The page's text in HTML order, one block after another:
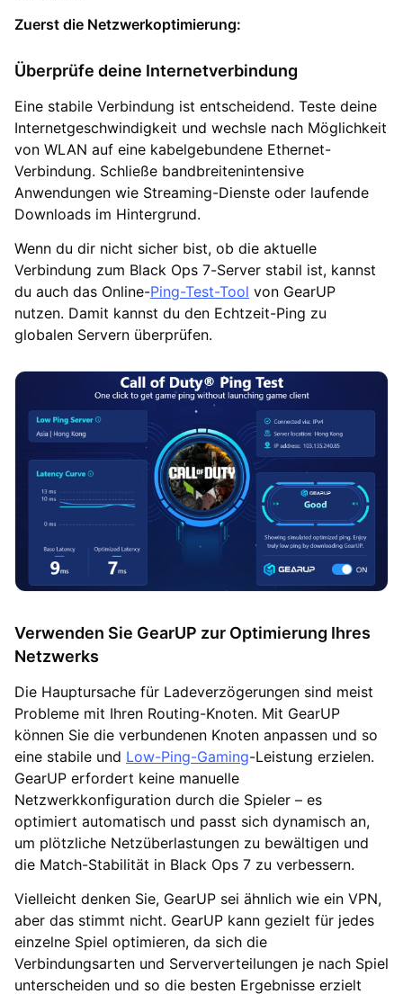
Zuerst die Netzwerkoptimierung:
Überprüfe deine Internetverbindung
Eine stabile Verbindung ist entscheidend. Teste deine
Internetgeschwindigkeit und wechsle nach Möglichkeit
von WLAN auf eine kabelgebundene Ethernet-
Verbindung. Schließe bandbreitenintensive
Anwendungen wie Streaming-Dienste oder laufende
Downloads im Hintergrund.
Wenn du dir nicht sicher bist, ob die aktuelle
Verbindung zum Black Ops 7-Server stabil ist, kannst
du auch das Online-Ping-Test-Tool von GearUP
nutzen. Damit kannst du den Echtzeit-Ping zu
globalen Servern überprüfen.
Verwenden Sie GearUP zur Optimierung Ihres
Netzwerks
Die Hauptursache für Ladeverzögerungen sind meist
Probleme mit Ihren Routing-Knoten. Mit GearUP
können Sie die verbundenen Knoten anpassen und so
eine stabile und Low-Ping-Gaming-Leistung erzielen.
GearUP erfordert keine manuelle
Netzwerkkonfiguration durch die Spieler – es
optimiert automatisch und passt sich dynamisch an,
um plötzliche Netzüberlastungen zu bewältigen und
die Match-Stabilität in Black Ops 7 zu verbessern.
Vielleicht denken Sie, GearUP sei ähnlich wie ein VPN,
aber das stimmt nicht. GearUP kann gezielt für jedes
einzelne Spiel optimieren, da sich die
Verbindungsarten und Serververteilungen je nach Spiel
unterscheiden und so die besten Ergebnisse erzielt